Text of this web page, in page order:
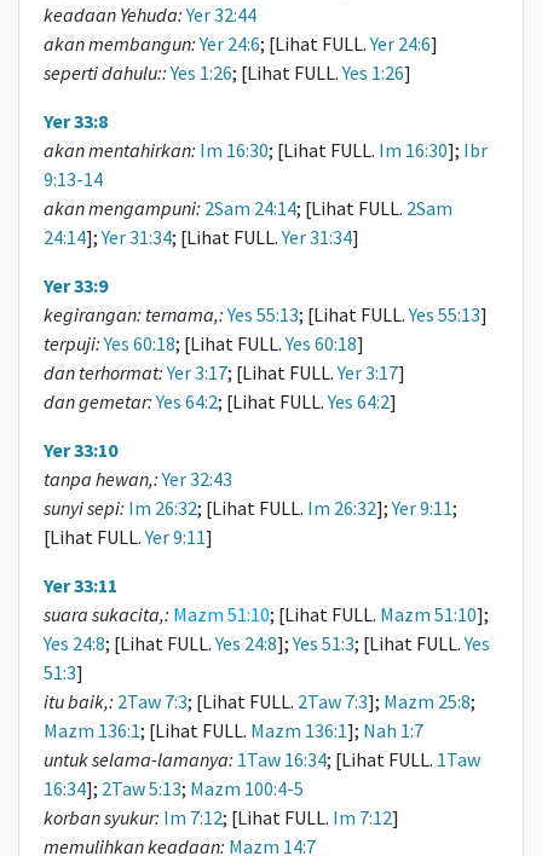
keadaan Yehuda: Yer 32:44
akan membangun: Yer 24:6; [Lihat FULL.Yer 24:6]
seperti dahulu:: Yes 1:26; [Lihat FULL.Yes 1:26]
Yer 33:8
akan mentahirkan: Im 16:30; [Lihat FULL. Im 16:30]; Ibr
9:13-14
akan mengampuni: 2Sam 24:14; [Lihat FULL. 2Sam
24:14];Yer 31:34; [Lihat FULL.Yer 31:34]
Yer 33:9
kegirangan: ternama,: Yes 55:13; [Lihat FULL.Yes 55:13]
terpuji: Yes 60:18; [Lihat FULL.Yes 60:18]
dan terhormat: Yer 3:17; [Lihat FULL.Yer 3:17]
dan gemetar: Yes 64:2; [Lihat FULL.Yes 64:2]
Yer 33:10
tanpa hewan,: Yer 32:43
sunyi sepi: Im 26:32; [Lihat FULL. Im 26:32];Yer 9:11;
[Lihat FULL.Yer 9:11]
Yer 33:11
suara sukacita,: Mazm 51:10; [Lihat FULL. Mazm 51:10];
Yes 24:8; [Lihat FULL.Yes 24:8];Yes 51:3; [Lihat FULL.Yes
51:3]
itu baik,: 2Taw 7:3; [Lihat FULL. 2Taw 7:3]; Mazm 25:8;
Mazm 136:1; [Lihat FULL. Mazm 136:1]; Nah 1:7
untuk selama-lamanya: 1Taw 16:34; [Lihat FULL. 1Taw
16:34]; 2Taw 5:13; Mazm 100:4-5
korban syukur: Im 7:12; [Lihat FULL. Im 7:12]
memulihkan keadaan: Mazm 14:7